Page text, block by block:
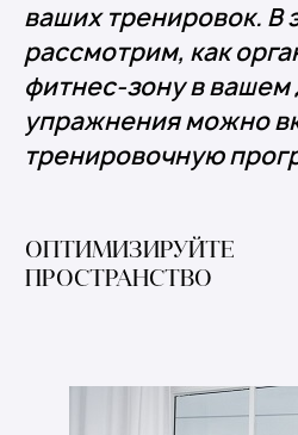
ваших тренировок. В
рассмотрим, как
фитнес-зону в вашем
упражнения можно
тренировочную
ОПТИМИЗИРУЙТЕ
ПРОСТРАНСТВО